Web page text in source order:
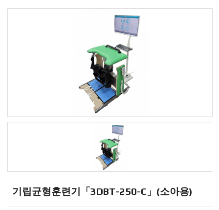
기립균형훈련기「3DBT-250-C」(소아용)